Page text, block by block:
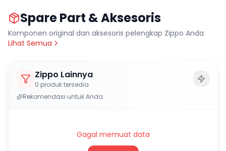
Spare Part & Aksesoris
Komponen original dan aksesoris pelengkap Zippo Anda
Lihat Semua
Zippo Lainnya
0 produk tersedia
Rekomendasi untuk Anda
Gagal memuat data